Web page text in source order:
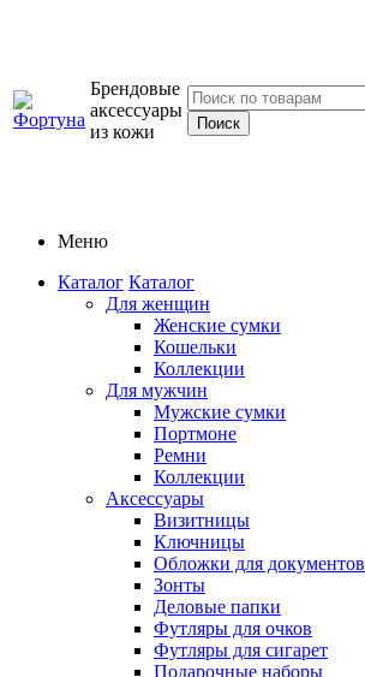
Брендовые
аксессуары
из кожи
Меню
Каталог Каталог
Для женщин
Женские сумки
Кошельки
Коллекции
Для мужчин
Мужские сумки
Портмоне
Ремни
Коллекции
Аксессуары
Визитницы
Ключницы
Обложки для документов
Зонты
Деловые папки
Футляры для очков
Футляры для сигарет
Подарочные наборы